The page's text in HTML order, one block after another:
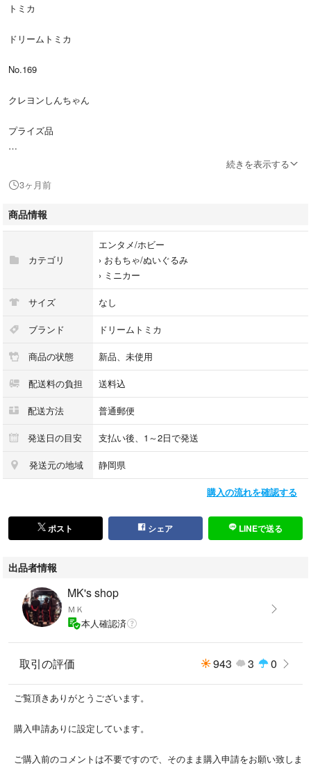
トミカ
ドリームトミカ
No.169
クレヨンしんちゃん
プライズ品
※緩衝材で梱包しますが、輸送中に箱が潰れる可能性があります。気にさ
れる方はご遠慮下さい。
※アミューズメント景品の為、初期不良等は販売元へ直接お問い合わせ下
さい。
※新品未開封ではありますが、アミューズメント景品×自宅保管の為、神経
質な方や完璧を求める方はご遠慮下さい。
続きを表示する
3ヶ月前
商品情報
カテゴリ
エンタメ/ホビー
› おもちゃ/ぬいぐるみ
› ミニカー
サイズ なし
ブランド ドリームトミカ
商品の状態 新品、未使用
配送料の負担 送料込
配送方法 普通郵便
発送日の目安 支払い後、1～2日で発送
発送元の地域 静岡県
購入の流れを確認する
ポスト シェア LINEで送る
出品者情報
MK's shop
ＭＫ
本人確認済
取引の評価 943 3 0
ご覧頂きありがとうございます。
購入申請ありに設定しています。
ご購入前のコメントは不要ですので、そのまま購入申請をお願い致しま